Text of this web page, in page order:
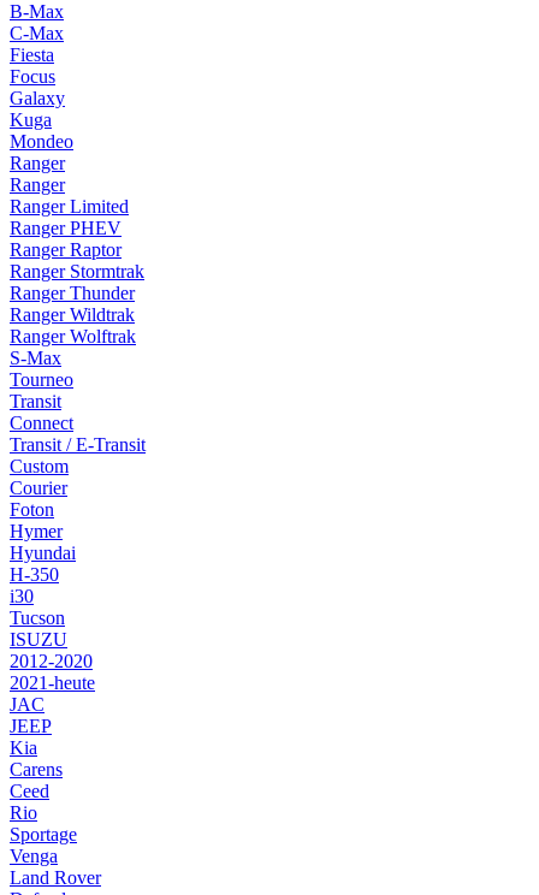
B-Max
C-Max
Fiesta
Focus
Galaxy
Kuga
Mondeo
Ranger
Ranger
Ranger Limited
Ranger PHEV
Ranger Raptor
Ranger Stormtrak
Ranger Thunder
Ranger Wildtrak
Ranger Wolftrak
S-Max
Tourneo
Transit
Connect
Transit / E-Transit
Custom
Courier
Foton
Hymer
Hyundai
H-350
i30
Tucson
ISUZU
2012-2020
2021-heute
JAC
JEEP
Kia
Carens
Ceed
Rio
Sportage
Venga
Land Rover